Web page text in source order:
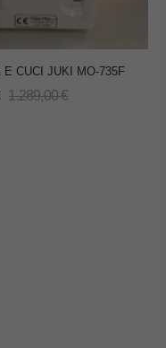
E CUCI JUKI MO-735F
1.289,00€